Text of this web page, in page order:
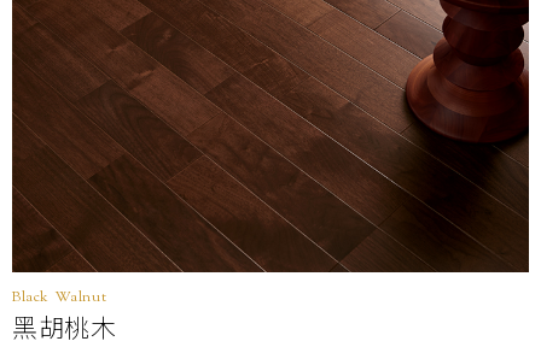
价格(不含税) ￥41,000/梱(￥12,980/㎡) ￥36,000/梱(￥10,910/
Black Walnut
黑胡桃木